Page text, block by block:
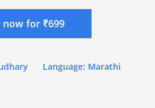
now for ₹699
Language: Marathi